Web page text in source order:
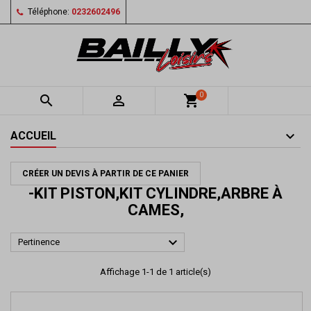
Téléphone: 0232602496
  shopping_cart0
ACCUEIL
CRÉER UN DEVIS À PARTIR DE CE PANIER
-KIT PISTON,KIT CYLINDRE,ARBRE À
CAMES,
Pertinence 
Affichage 1-1 de 1 article(s)